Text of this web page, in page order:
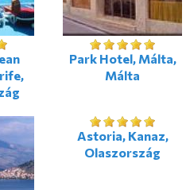
Park Hotel, Málta,
Málta
Astoria, Kanaz,
Olaszország